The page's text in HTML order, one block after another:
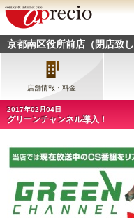
京都南区役所前店（閉店致
店舗情報・料金
2017年02月04日
グリーンチャンネル導入！